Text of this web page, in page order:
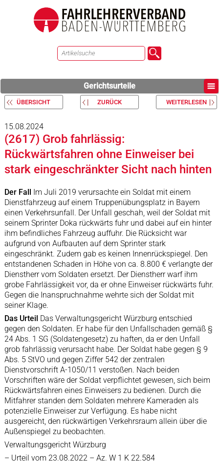
Gerichtsurteile
ÜBERSICHT ZURÜCK WEITERLESEN
15.08.2024
(2617) Grob fahrlässig:
Rückwärtsfahren ohne Einweiser bei
stark eingeschränkter Sicht nach hinten
Der Fall Im Juli 2019 verursachte ein Soldat mit einem
Dienstfahrzeug auf einem Truppenübungsplatz in Bayern
einen Verkehrsunfall. Der Unfall geschah, weil der Soldat mit
seinem Sprinter Doka rückwärts fuhr und dabei auf ein hinter
ihm befindliches Fahrzeug auffuhr. Die Rücksicht war
aufgrund von Aufbauten auf dem Sprinter stark
eingeschränkt. Zudem gab es keinen Innenrückspiegel. Den
entstandenen Schaden in Höhe von ca. 8.800 € verlangte der
Dienstherr vom Soldaten ersetzt. Der Dienstherr warf ihm
grobe Fahrlässigkeit vor, da er ohne Einweiser rückwärts fuhr.
Gegen die Inanspruchnahme wehrte sich der Soldat mit
seiner Klage.
Das Urteil Das Verwaltungsgericht Würzburg entschied
gegen den Soldaten. Er habe für den Unfallschaden gemäß §
24 Abs. 1 SG (Soldatengesetz) zu haften, da er den Unfall
grob fahrlässig verursacht habe. Der Soldat habe gegen § 9
Abs. 5 StVO und gegen Ziffer 542 der zentralen
Dienstvorschrift A-1050/11 verstoßen. Nach beiden
Vorschriften wäre der Soldat verpflichtet gewesen, sich beim
Rückwärtsfahren eines Einweisers zu bedienen. Durch die
Mitfahrer standen dem Soldaten mehrere Kameraden als
potenzielle Einweiser zur Verfügung. Es habe nicht
ausgereicht, den rückwärtigen Verkehrsraum allein über die
Außenspiegel zu beobachten.
Verwaltungsgericht Würzburg
– Urteil vom 23.08.2022 – Az. W 1 K 22.584